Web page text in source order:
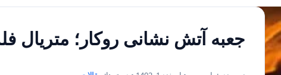
جعبه آتش نشانی روکار؛ متریال